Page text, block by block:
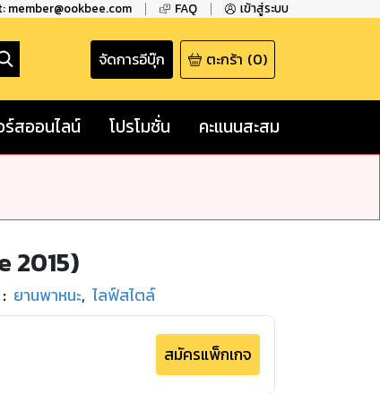
member@ookbee.com FAQ เข้าสู่ระบบ
จัดการอีบุ๊ก ตะกร้า (0)
ร์สออนไลน์ โปรโมชั่น คะแนนสะสม
2015)
: ยานพาหนะ, ไลฟ์สไตล์
สมัครแพ็กเกจ